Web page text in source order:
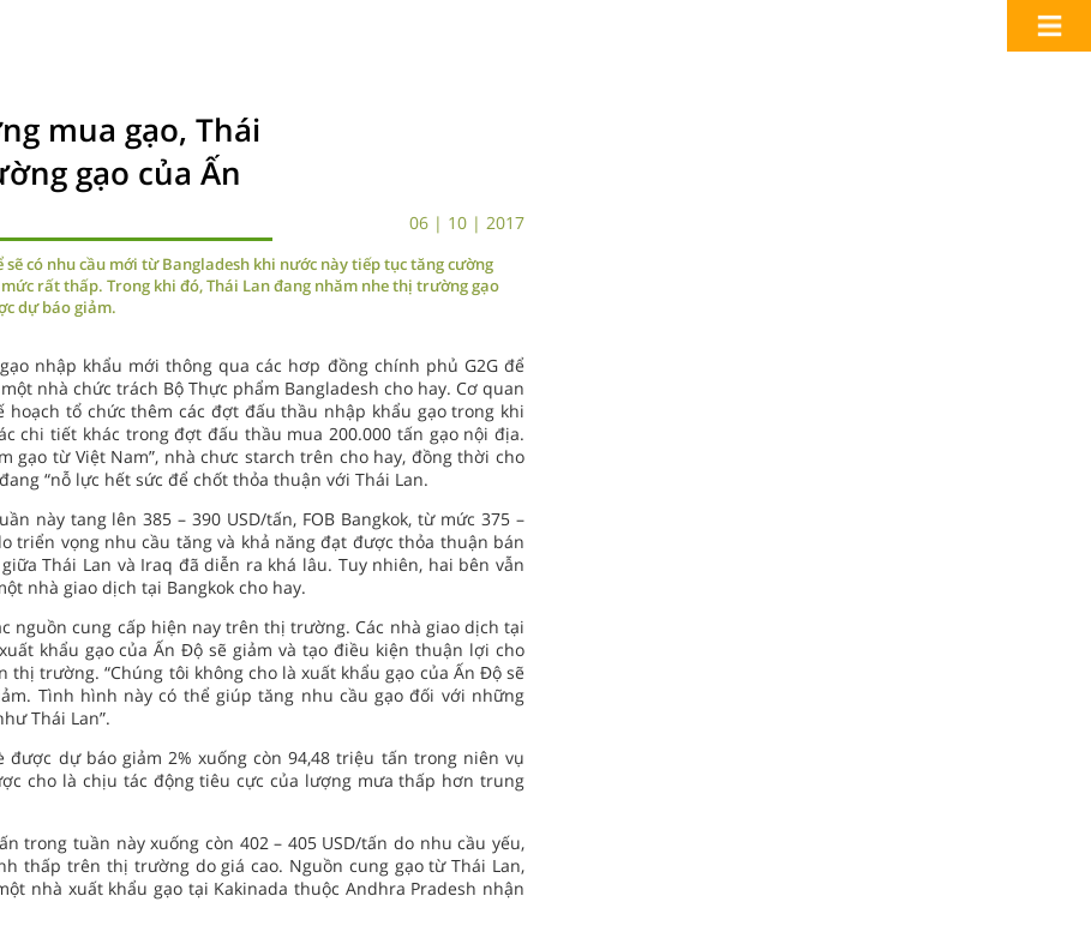
mua gạo, Thái
gạo của Ấn
06 | 10 | 2017
có nhu cầu mới từ Bangladesh khi nước này tiếp tục tăng cường
rất thấp. Trong khi đó, Thái Lan đang nhăm nhe thị trường gạo
dự báo giảm.
nhập khẩu mới thông qua các hơp đồng chính phủ G2G để
nhà chức trách Bộ Thực phẩm Bangladesh cho hay. Cơ quan
hoạch tổ chức thêm các đợt đấu thầu nhập khẩu gạo trong khi
chi tiết khác trong đợt đấu thầu mua 200.000 tấn gạo nội địa.
gạo từ Việt Nam”, nhà chưc starch trên cho hay, đồng thời cho
“nỗ lực hết sức để chốt thỏa thuận với Thái Lan.
này tang lên 385 – 390 USD/tấn, FOB Bangkok, từ mức 375 –
triển vọng nhu cầu tăng và khả năng đạt được thỏa thuận bán
Thái Lan và Iraq đã diễn ra khá lâu. Tuy nhiên, hai bên vẫn
nhà giao dịch tại Bangkok cho hay.
nguồn cung cấp hiện nay trên thị trường. Các nhà giao dịch tại
khẩu gạo của Ấn Độ sẽ giảm và tạo điều kiện thuận lợi cho
trường. “Chúng tôi không cho là xuất khẩu gạo của Ấn Độ sẽ
Tình hình này có thể giúp tăng nhu cầu gạo đối với những
Thái Lan”.
dự báo giảm 2% xuống còn 94,48 triệu tấn trong niên vụ
cho là chịu tác động tiêu cực của lượng mưa thấp hơn trung
trong tuần này xuống còn 402 – 405 USD/tấn do nhu cầu yếu,
thấp trên thị trường do giá cao. Nguồn cung gạo từ Thái Lan,
nhà xuất khẩu gạo tại Kakinada thuộc Andhra Pradesh nhận